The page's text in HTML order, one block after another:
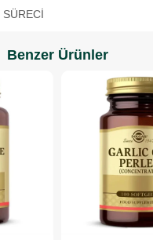
SÜRECI
Benzer Ürünler